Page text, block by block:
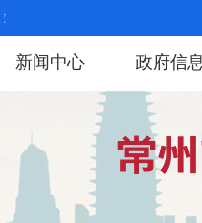
新闻中心 政府信